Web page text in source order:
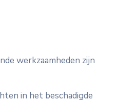
werkzaamheden zijn
in het beschadigde